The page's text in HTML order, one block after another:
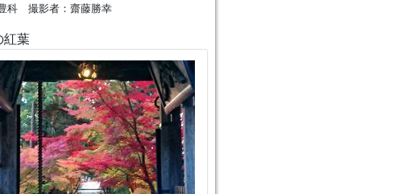
科 撮影者：齋藤勝幸
紅葉